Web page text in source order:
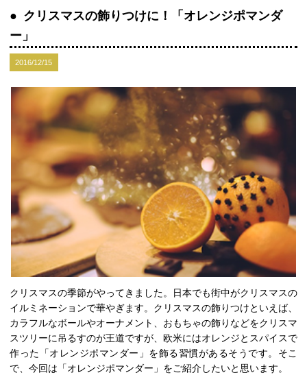
クリスマスの飾りつけに！「オレンジポマンダ
ー」
2016/12/15
クリスマスの季節がやってきました。日本でも街中がクリスマスの
イルミネーションで華やぎます。クリスマスの飾りつけといえば、
カラフルなボールやオーナメント、おもちゃの飾りなどをクリスマ
スツリーに吊るすのが王道ですが、欧米にはオレンジとスパイスで
作った「オレンジポマンダー」を飾る習慣があるそうです。そこ
で、今回は「オレンジポマンダー」をご紹介したいと思います。